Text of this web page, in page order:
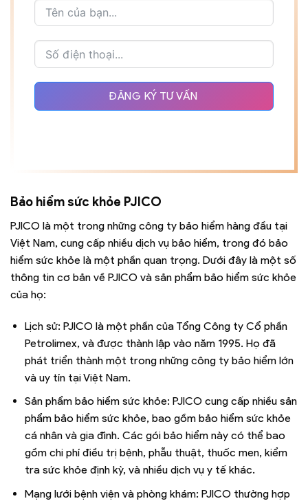
ĐĂNG KÝ TƯ VẤN
Bảo hiểm sức khỏe PJICO
PJICO là một trong những công ty bảo hiểm hàng đầu tại
Việt Nam, cung cấp nhiều dịch vụ bảo hiểm, trong đó bảo
hiểm sức khỏe là một phần quan trọng. Dưới đây là một số
thông tin cơ bản về PJICO và sản phẩm bảo hiểm sức khỏe
của họ:
Lịch sử: PJICO là một phần của Tổng Công ty Cổ phần
Petrolimex, và được thành lập vào năm 1995. Họ đã
phát triển thành một trong những công ty bảo hiểm lớn
và uy tín tại Việt Nam.
Sản phẩm bảo hiểm sức khỏe: PJICO cung cấp nhiều sản
phẩm bảo hiểm sức khỏe, bao gồm bảo hiểm sức khỏe
cá nhân và gia đình. Các gói bảo hiểm này có thể bao
gồm chi phí điều trị bệnh, phẫu thuật, thuốc men, kiểm
tra sức khỏe định kỳ, và nhiều dịch vụ y tế khác.
Mạng lưới bệnh viện và phòng khám: PJICO thường hợp